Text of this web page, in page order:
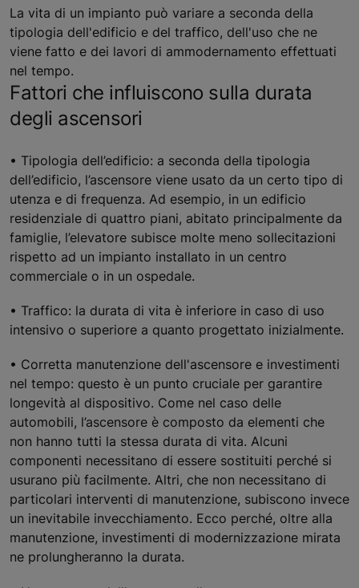
La vita di un impianto può variare a seconda della
tipologia dell'edificio e del traffico, dell'uso che ne
viene fatto e dei lavori di ammodernamento effettuati
nel tempo.
Fattori che influiscono sulla durata
degli ascensori
• Tipologia dell’edificio: a seconda della tipologia
dell’edificio, l’ascensore viene usato da un certo tipo di
utenza e di frequenza. Ad esempio, in un edificio
residenziale di quattro piani, abitato principalmente da
famiglie, l’elevatore subisce molte meno sollecitazioni
rispetto ad un impianto installato in un centro
commerciale o in un ospedale.
• Traffico: la durata di vita è inferiore in caso di uso
intensivo o superiore a quanto progettato inizialmente.
• Corretta manutenzione dell'ascensore e investimenti
nel tempo: questo è un punto cruciale per garantire
longevità al dispositivo. Come nel caso delle
automobili, l’ascensore è composto da elementi che
non hanno tutti la stessa durata di vita. Alcuni
componenti necessitano di essere sostituiti perché si
usurano più facilmente. Altri, che non necessitano di
particolari interventi di manutenzione, subiscono invece
un inevitabile invecchiamento. Ecco perché, oltre alla
manutenzione, investimenti di modernizzazione mirata
ne prolungheranno la durata.